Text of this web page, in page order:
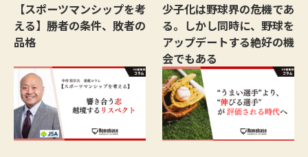
【スポーツマンシップを考
える】勝者の条件、敗者の
品格
少子化は野球界の危機であ
る。しかし同時に、野球を
アップデートする絶好の機
会でもある